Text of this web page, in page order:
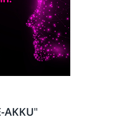
AKKU"